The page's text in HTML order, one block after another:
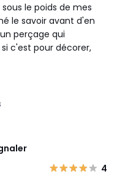
le poids de mes
le savoir avant d'en
perçage qui
c'est pour décorer,
4